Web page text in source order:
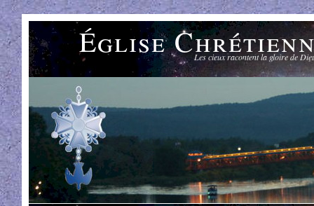
Église Les cieux racontent la gloire de